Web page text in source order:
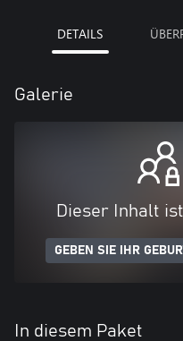
DETAILS
Galerie
Dieser Inhalt
GEBEN SIE IHR
In diesem Paket